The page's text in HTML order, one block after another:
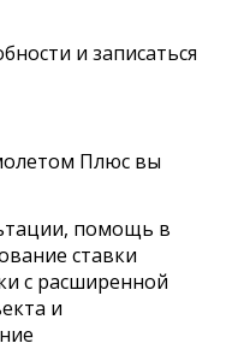
и записаться
Плюс вы
помощь в
ставки
с расширенной
и